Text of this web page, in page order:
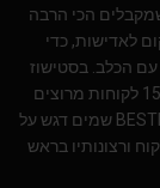
הכי הרבה
לאדישות, כדי
עם הכלב. בסטישוז
התחילה בייבוא של נעליים לפני 6 שנים וצברה 15000 לקוחות מרוצים
חוזרים אשר הפכו כבר לבני בית.אנחנו צוות BESTIESHOES שמים דגש על
ורצונותיו בראש